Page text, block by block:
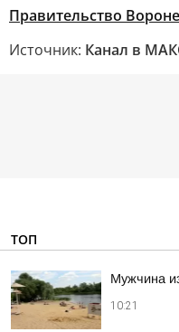
Правительство
Источник: Канал в
ТОП
Мужчина
10:21